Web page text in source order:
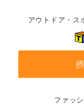
アウトドア・ス
ファッ